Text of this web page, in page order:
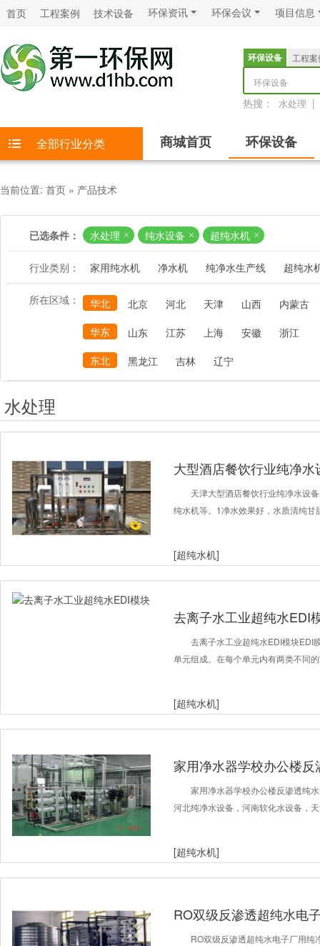
首页 工程案例 技术设备 环保资讯 环保会议 项目信息
环保设备
工程案
环保设备
热搜： 水处理 |
全部行业分类 商城首页 环保设备
当前位置: 首页 » 产品技术
已选条件： 水处理 纯水设备 超纯水机
行业类别： 家用纯水机 净水机 纯净水生产线 超纯水
所在区域： 华北 北京 河北 天津 山西
内蒙古
华东
山东 江苏 上海 安徽
浙江
东北
黑龙江 吉林 辽宁
水处理
大型酒店餐饮行业纯净水
天津大型酒店餐饮行业纯净水设
纯水机等。1净水效果好，水质清纯甘
[超纯水机]
去离子水工业超纯水EDI
去离子水工业超纯水EDI模块EDI
单元组成。在每个单元内有两类不同
[超纯水机]
家用净水器学校办公楼
家用净水器学校办公楼反渗透纯
河北纯净水设备，河南软化水设备，
[超纯水机]
RO双级反渗透超纯水电
RO双级反渗透超纯水电子厂用